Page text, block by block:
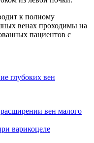
к полному
венах проходимы на
пациентов с
глубоких вен
вен малого
варикоцеле